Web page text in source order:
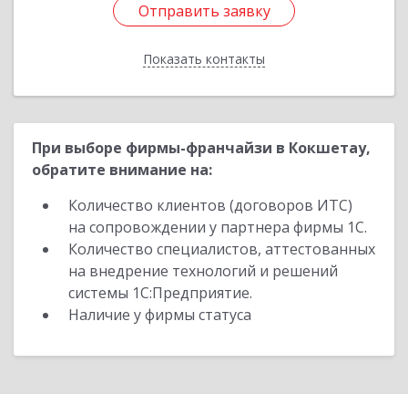
Отправить заявку
Показать контакты
Отправить заявку
Назад
При выборе фирмы-франчайзи в Кокшетау,
обратите внимание на:
Количество клиентов (договоров ИТС)
на сопровождении у партнера фирмы 1С.
Количество специалистов, аттестованных
на внедрение технологий и решений
системы 1С:Предприятие.
Наличие у фирмы статуса